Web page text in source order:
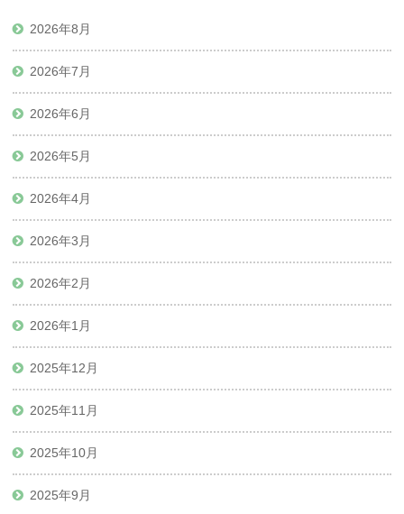
2026年8月
2026年7月
2026年6月
2026年5月
2026年4月
2026年3月
2026年2月
2026年1月
2025年12月
2025年11月
2025年10月
2025年9月